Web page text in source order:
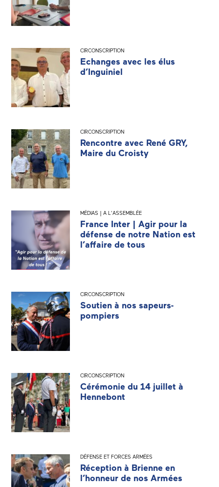
CIRCONSCRIPTION
Echanges avec les élus
d’Inguiniel
CIRCONSCRIPTION
Rencontre avec René GRY,
Maire du Croisty
MÉDIAS | A L'ASSEMBLÉE
France Inter | Agir pour la
défense de notre Nation est
l’affaire de tous
CIRCONSCRIPTION
Soutien à nos sapeurs-
pompiers
CIRCONSCRIPTION
Cérémonie du 14 juillet à
Hennebont
DÉFENSE ET FORCES ARMÉES
Réception à Brienne en
l’honneur de nos Armées